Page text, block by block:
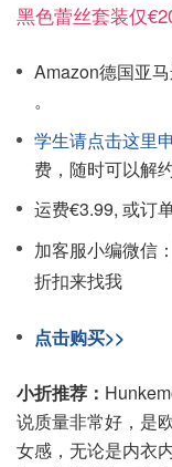
黑色蕾丝套装仅
Amazon德国亚
。
学生请点击这里
费，随时可以解约
运费€3.99, 或订
加客服小编微信：
折扣来找我
点击购买>>
小折推荐：
说质量非常好，是
女感，无论是内衣